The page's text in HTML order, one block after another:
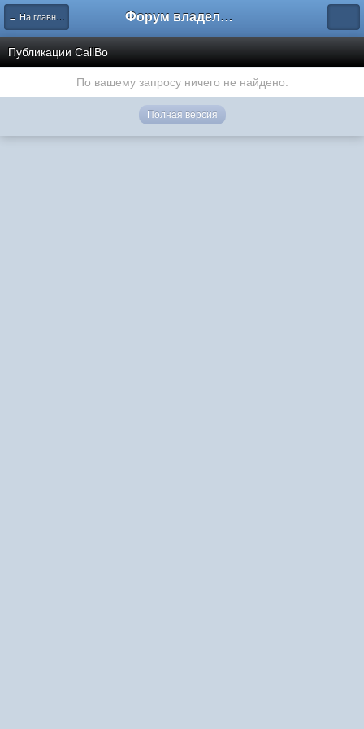
← На главную Форум владельцев интернет-магазинов
Публикации CallBo
По вашему запросу ничего не найдено.
Полная версия